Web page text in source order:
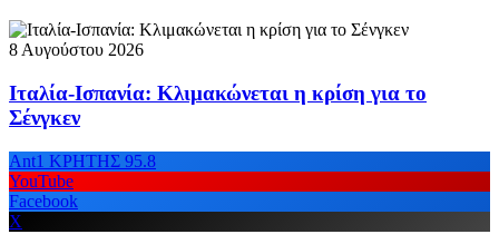
8 Αυγούστου 2026
Ιταλία-Ισπανία: Κλιμακώνεται η κρίση για το
Σένγκεν
Ant1 ΚΡΗΤΗΣ 95.8
YouTube
Facebook
X